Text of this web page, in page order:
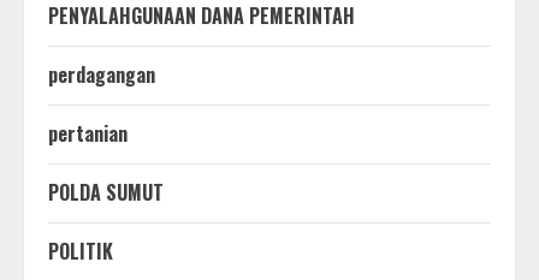
PENYALAHGUNAAN DANA PEMERINTAH
perdagangan
pertanian
POLDA SUMUT
POLITIK